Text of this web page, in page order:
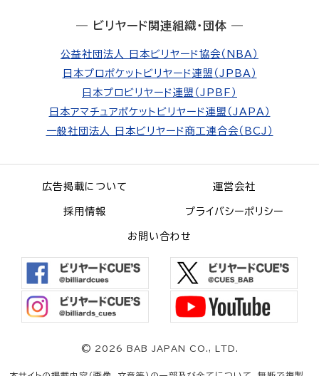
― ビリヤード関連組織・団体 ―
公益社団法人 日本ビリヤード協会（NBA）
日本プロポケットビリヤード連盟（JPBA）
日本プロビリヤード連盟（JPBF）
日本アマチュアポケットビリヤード連盟（JAPA）
一般社団法人 日本ビリヤード商工連合会（BCJ）
広告掲載について 運営会社
採用情報 プライバシーポリシー
お問い合わせ
© 2026 BAB JAPAN CO., LTD.